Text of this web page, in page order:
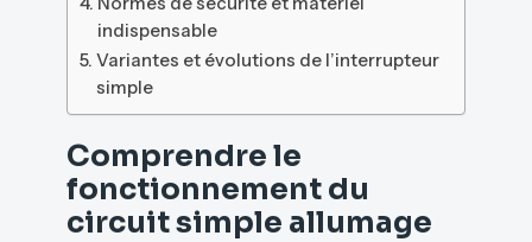
indispensable
Variantes et évolutions de l’interrupteur
simple
Comprendre le
fonctionnement du
circuit simple allumage